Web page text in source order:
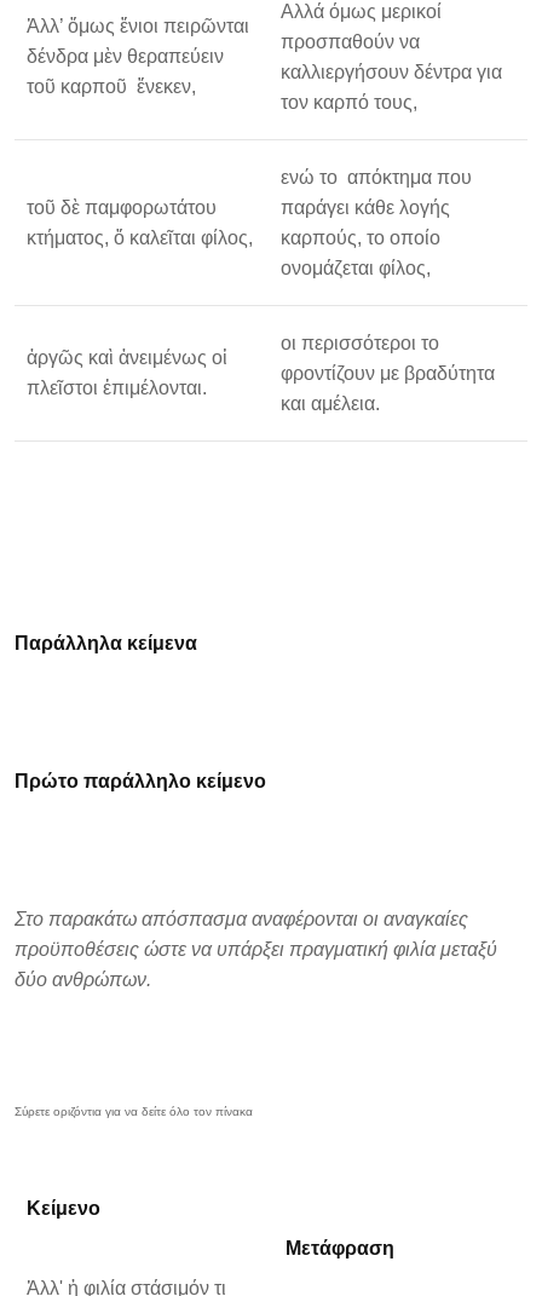
Ἀλλ’ ὅμως ἔνιοι πειρῶνται
δένδρα μὲν θεραπεύειν
τοῦ καρποῦ ἕνεκεν,
Αλλά όμως μερικοί
προσπαθούν να
καλλιεργήσουν δέντρα για
τον καρπό τους,
τοῦ δὲ παμφορωτάτου
κτήματος, ὅ καλεῖται φίλος,
ενώ το απόκτημα που
παράγει κάθε λογής
καρπούς, το οποίο
ονομάζεται φίλος,
ἀργῶς καὶ ἀνειμένως οἱ
πλεῖστοι ἐπιμέλονται.
οι περισσότεροι το
φροντίζουν με βραδύτητα
και αμέλεια.
Παράλληλα κείμενα
Πρώτο παράλληλο κείμενο
Στο παρακάτω απόσπασμα αναφέρονται οι αναγκαίες
προϋποθέσεις ώστε να υπάρξει πραγματική φιλία μεταξύ
δύο ανθρώπων.
Κείμενο
Ἀλλ' ἡ φιλία στάσιμόν τι
Μετάφραση